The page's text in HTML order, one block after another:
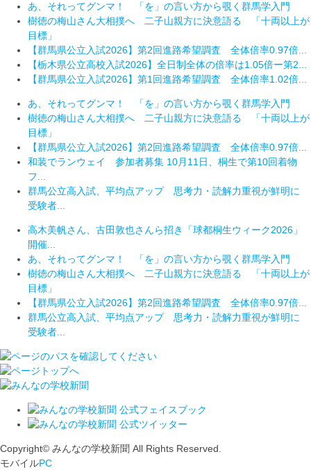
あ、それってグンマ！ 「を」の言い方から覗く群馬学入門
樹徳の梅山さん大相撲へ 二子山親方に決意語る 「十両以上が
目標」
【群馬県公立入試2026】第2回進路希望調査 全体倍率0.97倍...
【栃木県公立高校入試2026】全日制全体の倍率は1.05倍ー第2...
【群馬県公立入試2026】第1回進路希望調査 全体倍率1.02倍...
あ、それってグンマ！ 「を」の言い方から覗く群馬学入門
樹徳の梅山さん大相撲へ 二子山親方に決意語る 「十両以上が
目標」
【群馬県公立入試2026】第2回進路希望調査 全体倍率0.97倍...
和装でランウェイ 参加者募集 10月11日、桐生で第10回着物
フ...
群馬公立高入試、平均点アップ 思考力・読解力重視が鮮明に
受験者...
高木美帆さん、古田敦也さんら招き「球都桐生ウィーク2026」
開催...
あ、それってグンマ！ 「を」の言い方から覗く群馬学入門
樹徳の梅山さん大相撲へ 二子山親方に決意語る 「十両以上が
目標」
【群馬県公立入試2026】第2回進路希望調査 全体倍率0.97倍...
群馬公立高入試、平均点アップ 思考力・読解力重視が鮮明に
受験者...
Copyright© みんなの学校新聞 All Rights Reserved.
モバイルPC